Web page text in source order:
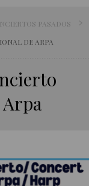
PASADOS
DE ARPA